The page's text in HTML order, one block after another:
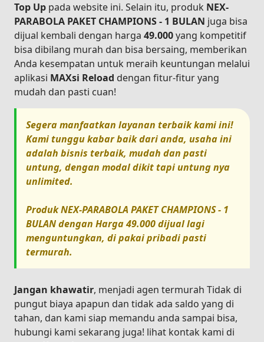
Top Up pada website ini. Selain itu, produk NEX-
PARABOLA PAKET CHAMPIONS - 1 BULAN juga bisa
dijual kembali dengan harga 49.000yang kompetitif
bisa dibilang murah dan bisa bersaing, memberikan
Anda kesempatan untuk meraih keuntungan melalui
aplikasi MAXsi Reload dengan fitur-fitur yang
mudah dan pasti cuan!
Segera manfaatkan layanan terbaik kami ini!
Kami tunggu kabar baik dari anda, usaha ini
adalah bisnis terbaik, mudah dan pasti
untung, dengan modal dikit tapi untung nya
unlimited.
ProdukNEX-PARABOLA PAKET CHAMPIONS - 1
BULANdengan Harga49.000dijual lagi
menguntungkan, di pakai pribadi pasti
termurah.
Jangan khawatir, menjadi agen termurah Tidak di
pungut biaya apapun dan tidak ada saldo yang di
tahan, dan kami siap memandu anda sampai bisa,
hubungi kami sekarang juga! lihat kontak kami di